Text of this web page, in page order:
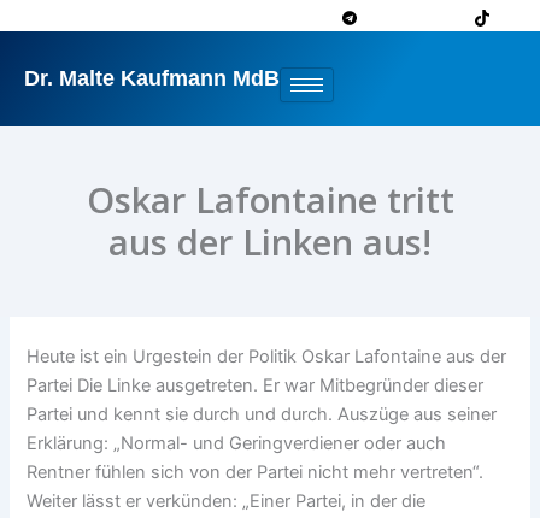
springen
Dr. Malte Kaufmann MdB
Oskar Lafontaine tritt
aus der Linken aus!
Heute ist ein Urgestein der Politik Oskar Lafontaine aus der
Partei Die Linke ausgetreten. Er war Mitbegründer dieser
Partei und kennt sie durch und durch. Auszüge aus seiner
Erklärung: „Normal- und Geringverdiener oder auch
Rentner fühlen sich von der Partei nicht mehr vertreten“.
Weiter lässt er verkünden: „Einer Partei, in der die